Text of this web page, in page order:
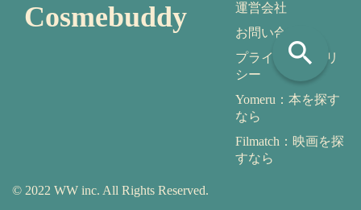
search
Cosmebuddy
運営会社
お問い合わせ
プライバシーポリ
シー
Yomeru：本を探す
なら
Filmatch：映画を探
すなら
© 2022 WW inc. All Rights Reserved.